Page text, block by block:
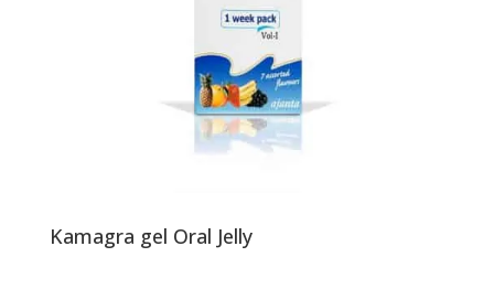
Kamagra gel Oral Jelly